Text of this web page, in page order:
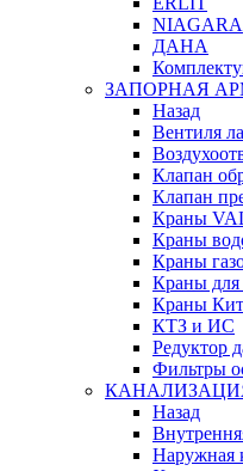
NIAGARA
ДАНА
ЗАПОРНАЯ
Назад
Вентиля
Клапан
Клапан
Краны
Краны
Краны
Краны
Краны
КТЗ и ИС
Редуктор
Фильтры
Назад
Наружная